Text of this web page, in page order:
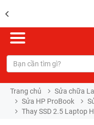
Trang chủ Sửa chữa
Sửa HP ProBook
Thay SSD 2.5 Laptop